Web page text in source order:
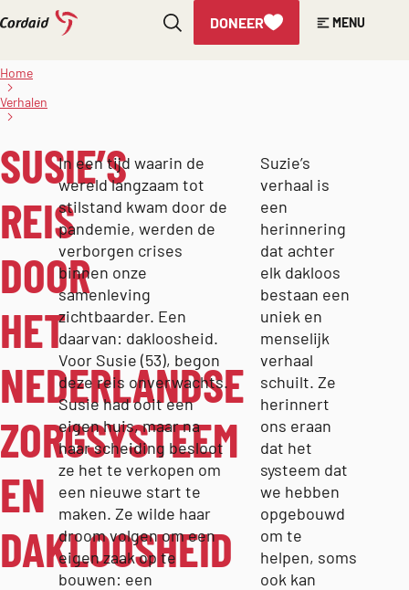
Direct
de
inhoud
DONEER MENU
Home
Verhalen
Nederlandse
zorgsysteem
en
SUSIE’S
REIS
DOOR
HET
NEDERLANDSE
ZORGSYSTEEM
EN
DAKLOOSHEID
In een tijd waarin de
wereld langzaam tot
stilstand kwam door de
pandemie, werden de
verborgen crises
binnen onze
samenleving
zichtbaarder. Een
daarvan: dakloosheid.
Voor Susie (53), begon
deze reis onverwachts.
Susie had ooit een
eigen huis, maar na
haar scheiding besloot
ze het te verkopen om
een nieuwe start te
maken. Ze wilde haar
droom volgen om een
eigen zaak op te
bouwen: een
Suzie’s
verhaal is
een
herinnering
dat achter
elk dakloos
bestaan een
uniek en
menselijk
verhaal
schuilt. Ze
herinnert
ons eraan
dat het
systeem dat
we hebben
opgebouwd
om te
helpen, soms
ook kan